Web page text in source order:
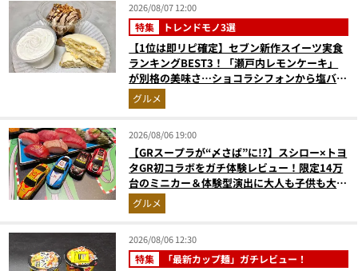
2026/08/07 12:00
特集 トレンドモノ3選
【1位は即リピ確定】セブン新作スイーツ実食
ランキングBEST3！「瀬戸内レモンケーキ」
が別格の美味さ…ショコラシフォンから塩バニ
ラプリンまで本気レビュー
グルメ
2026/08/06 19:00
【GRスープラが“〆さば”に!?】スシロー×トヨ
タGR初コラボをガチ体験レビュー！限定14万
台のミニカー＆体験型演出に大人も子供も大興
奮間違いなし
グルメ
2026/08/06 12:30
特集 「最新カップ麺」ガチレビュー！